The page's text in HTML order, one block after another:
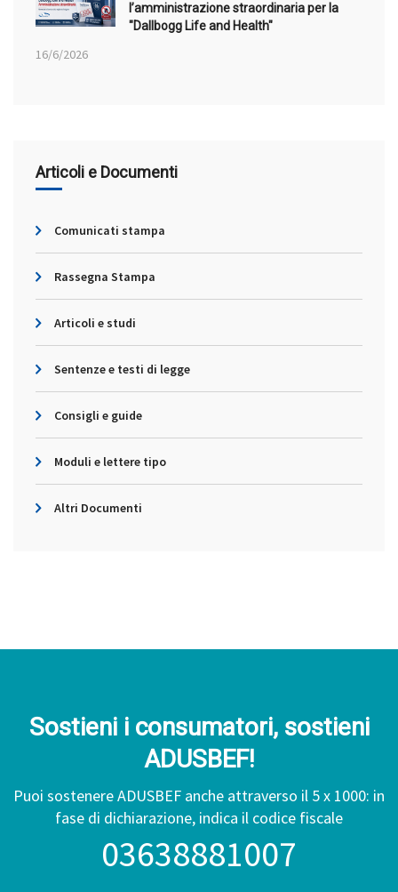
l’amministrazione straordinaria per la
"Dallbogg Life and Health"
16/6/2026
Articoli e Documenti
Comunicati stampa
Rassegna Stampa
Articoli e studi
Sentenze e testi di legge
Consigli e guide
Moduli e lettere tipo
Altri Documenti
Sostieni i consumatori, sostieni
ADUSBEF!
Puoi sostenere ADUSBEF anche attraverso il 5 x 1000: in
fase di dichiarazione, indica il codice fiscale
03638881007